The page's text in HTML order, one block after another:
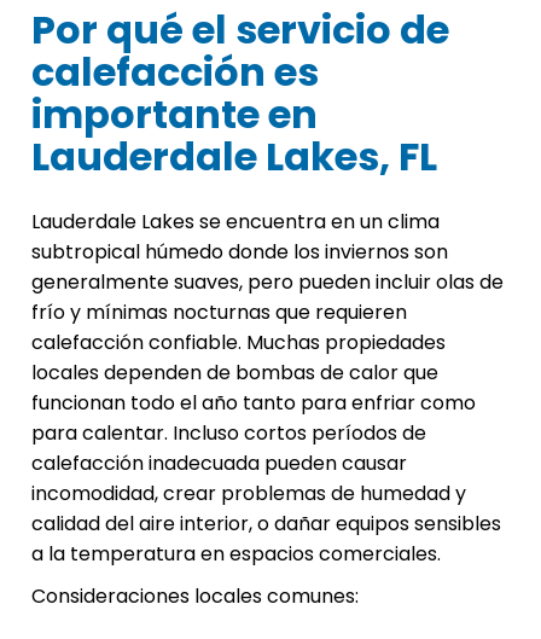
Por qué el servicio de
calefacción es
importante en
Lauderdale Lakes, FL
Lauderdale Lakes se encuentra en un clima
subtropical húmedo donde los inviernos son
generalmente suaves, pero pueden incluir olas de
frío y mínimas nocturnas que requieren
calefacción confiable. Muchas propiedades
locales dependen de bombas de calor que
funcionan todo el año tanto para enfriar como
para calentar. Incluso cortos períodos de
calefacción inadecuada pueden causar
incomodidad, crear problemas de humedad y
calidad del aire interior, o dañar equipos sensibles
a la temperatura en espacios comerciales.
Consideraciones locales comunes: